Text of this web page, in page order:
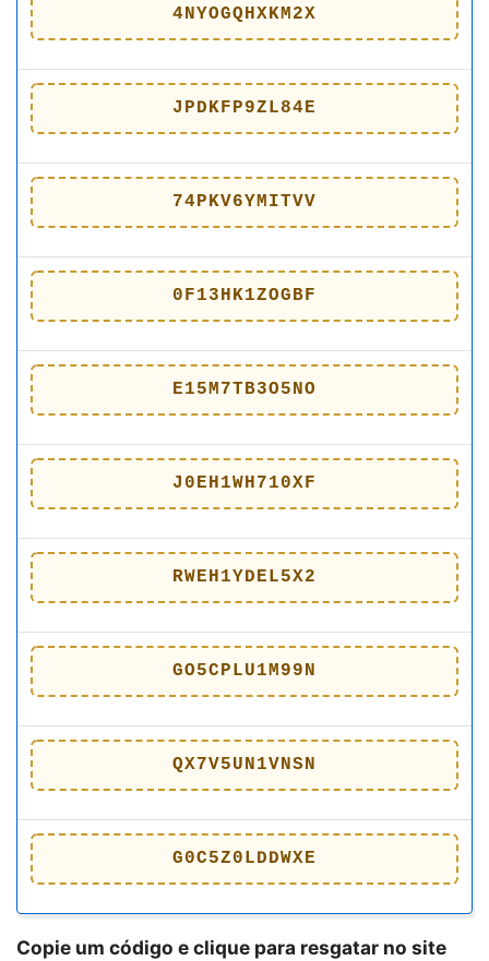
4NYOGQHXKM2X
JPDKFP9ZL84E
74PKV6YMITVV
0F13HK1ZOGBF
E15M7TB3O5NO
J0EH1WH710XF
RWEH1YDEL5X2
GO5CPLU1M99N
QX7V5UN1VNSN
G0C5Z0LDDWXE
Copie um código e clique para resgatar no site